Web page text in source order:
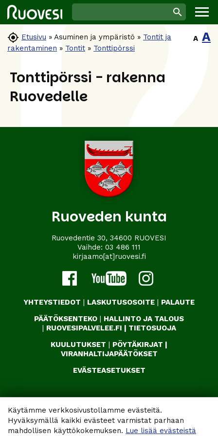
Käytämme verkkosivustollamme evästeitä.
Hyväksymällä kaikki evästeet varmistat parhaan
mahdollisen käyttökokemuksen. Lue lisää evästeistä
 Etusivu » Asuminen ja ympäristö » Tontit ja
rakentaminen » Tontit » Tonttipörssi
A A
Tonttipörssi - rakenna
Ruovedelle
Ruoveden kunta
Ruovedentie 30, 34600 RUOVESI
Vaihde: 03 486 111
kirjaamo[at]ruovesi.fi
YHTEYSTIEDOT | LASKUTUSOSOITE | PALAUTE
PÄÄTÖKSENTEKO | HALLINTO JA TALOUS
| RUOVESIPALVELEE.FI | TIETOSUOJA
KUULUTUKSET | PÖYTÄKIRJAT |
VIRANHALTIJAPÄÄTÖKSET
EVÄSTEASETUKSET